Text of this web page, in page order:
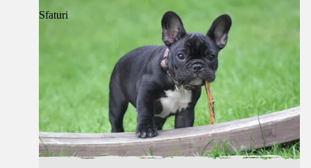
Sfaturi